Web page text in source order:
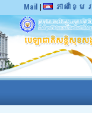
Mail | ភាសាខ្មែរ